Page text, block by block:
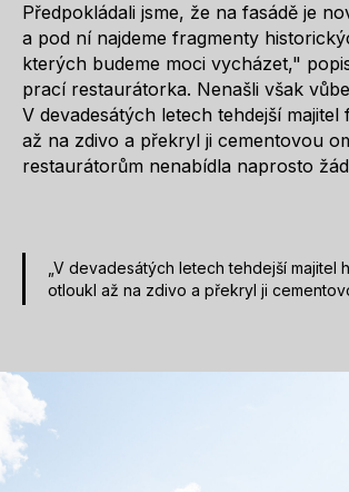
Předpokládali jsme, že na fasádě je
a pod ní najdeme fragmenty
kterých budeme moci vycházet,"
prací restaurátorka. Nenašli však
V devadesátých letech tehdejší
až na zdivo a překryl ji cementovou
restaurátorům nenabídla naprosto
„V devadesátých letech tehdejší majitel
otloukl až na zdivo a překryl ji